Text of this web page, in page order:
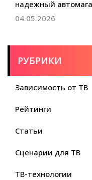
надежный
04.05.2026
РУБРИКИ
Зависимость от ТВ
Рейтинги
Статьи
Сценарии для ТВ
ТВ-технологии